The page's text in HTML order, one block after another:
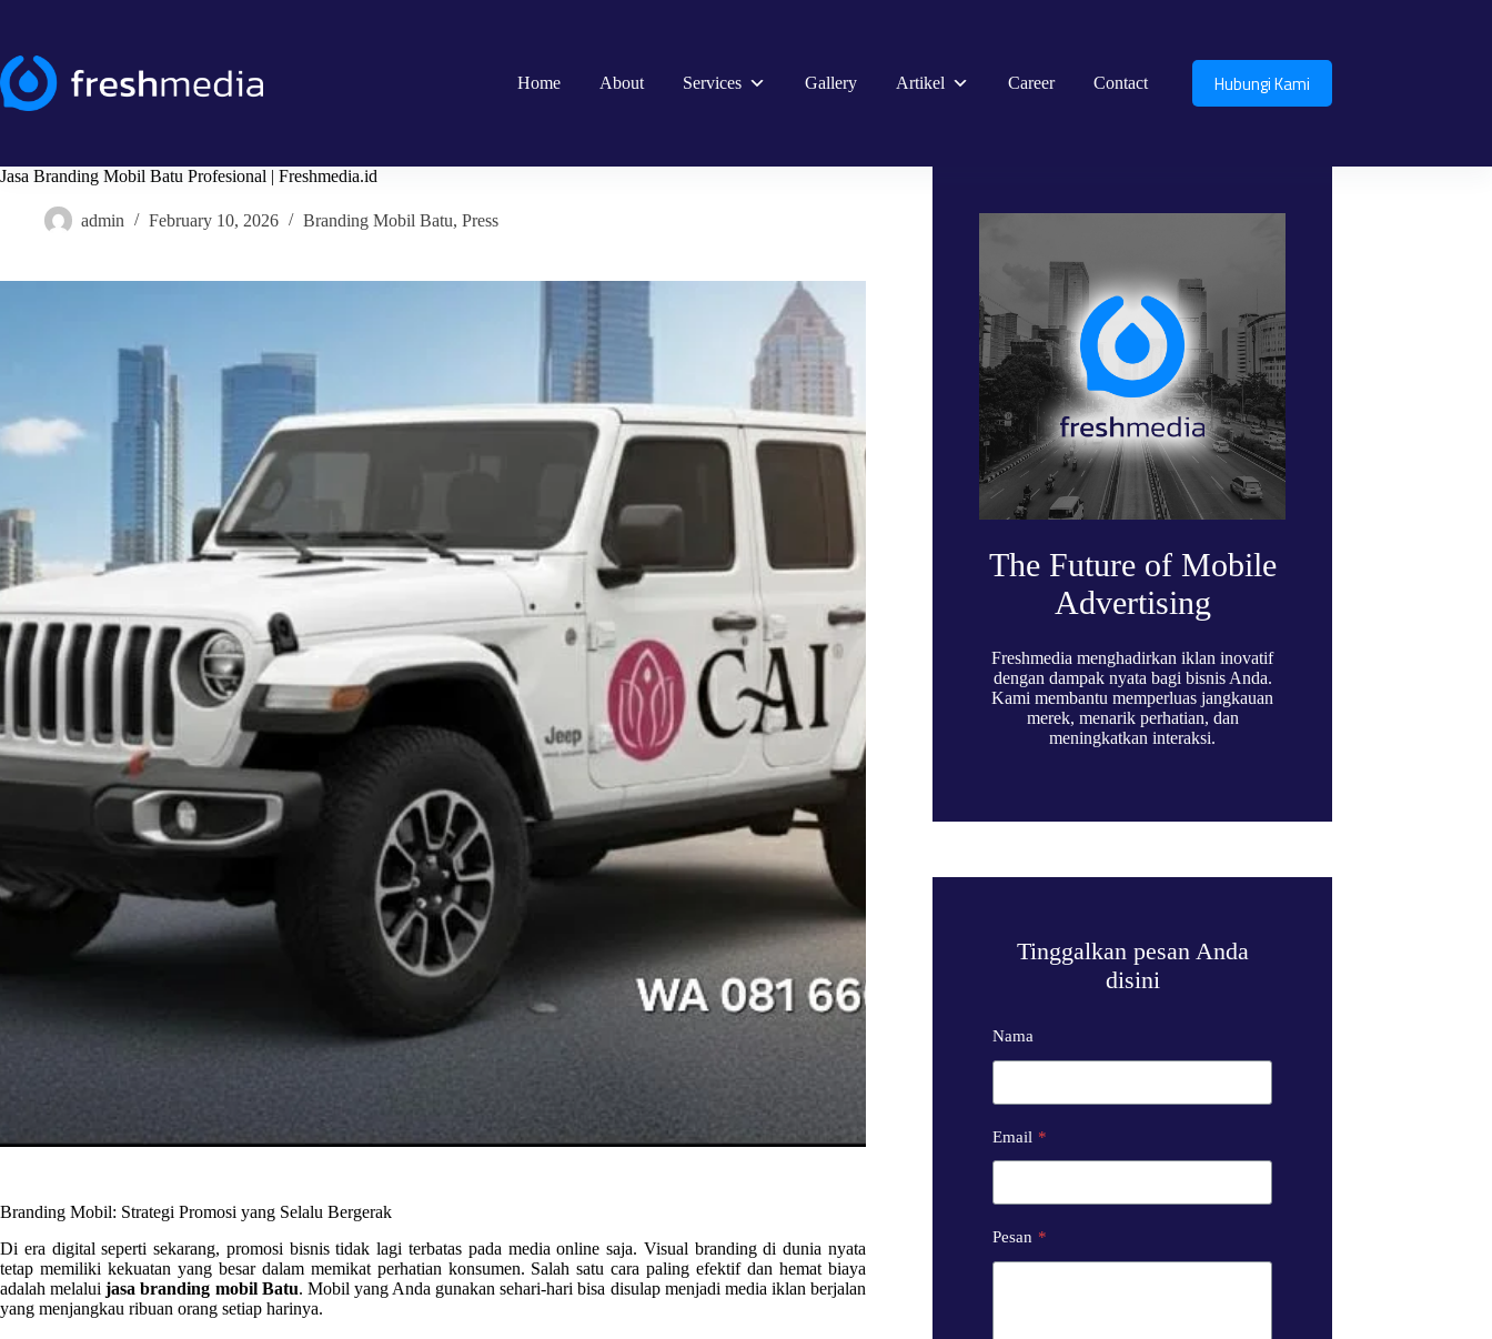
Home
About Services Gallery Artikel Career Contact Hubungi Kami
Jasa Branding Mobil Batu Profesional | Freshmedia.id
admin February 10, 2026 Branding Mobil Batu, Press
Branding Mobil: Strategi Promosi yang Selalu Bergerak
Di era digital seperti sekarang, promosi bisnis tidak lagi terbatas pada media online saja. Visual branding di dunia nyata
tetap memiliki kekuatan yang besar dalam memikat perhatian konsumen. Salah satu cara paling efektif dan hemat biaya
adalah melaluijasa branding mobil Batu. Mobil yang Anda gunakan sehari-hari bisa disulap menjadi media iklan berjalan
yang menjangkau ribuan orang setiap harinya.
The Future of Mobile
Advertising
Freshmedia menghadirkan iklan inovatif
dengan dampak nyata bagi bisnis Anda.
Kami membantu memperluas jangkauan
merek, menarik perhatian, dan
meningkatkan interaksi.
Tinggalkan pesan Anda
disini
Nama
Email *
Pesan *